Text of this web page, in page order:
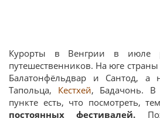
Курорты в Венгрии в июле
путешественников. На юге
Балатонфёльдвар и Сантод, а
Тапольца, Кестхей, Бадачонь. В
пункте есть, что посмотреть,
постоянных фестивалей.